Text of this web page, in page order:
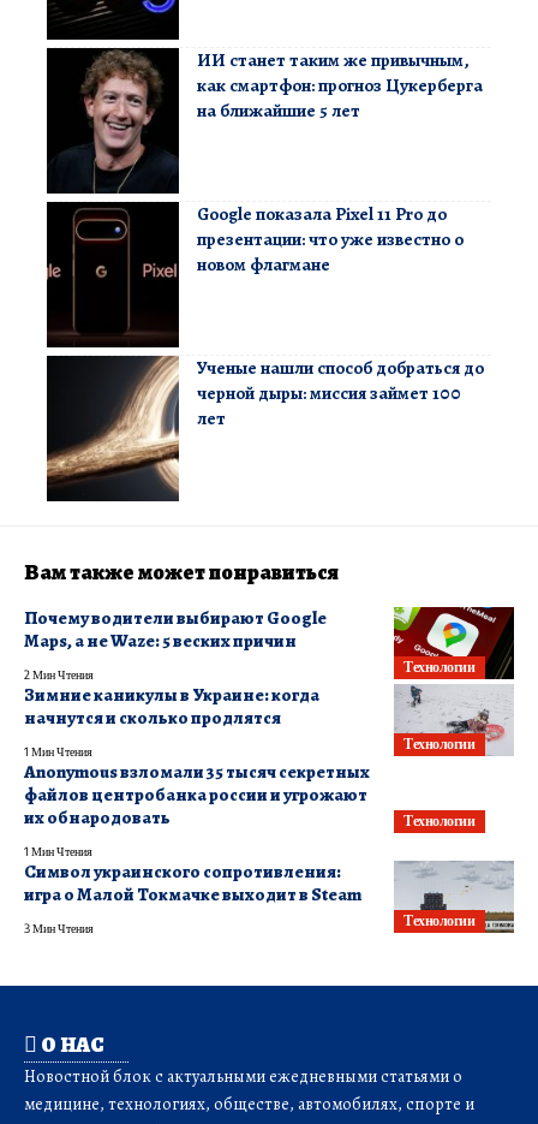
ИИ станет таким же привычным,
как смартфон: прогноз Цукерберга
на ближайшие 5 лет
Google показала Pixel 11 Pro до
презентации: что уже известно о
новом флагмане
Ученые нашли способ добраться до
черной дыры: миссия займет 100
лет
Вам также может понравиться
Технологии
Почему водители выбирают Google
Maps, а не Waze: 5 веских причин
2 Мин Чтения
Технологии
Зимние каникулы в Украине: когда
начнутся и сколько продлятся
1 Мин Чтения
Технологии
Anonymous взломали 35 тысяч секретных
файлов центробанка россии и угрожают
их обнародовать
1 Мин Чтения
Технологии
Символ украинского сопротивления:
игра о Малой Токмачке выходит в Steam
3 Мин Чтения
О НАС
Новостной блок с актуальными ежедневными статьями о
медицине, технологиях, обществе, автомобилях, спорте и